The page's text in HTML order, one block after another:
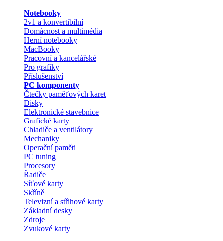
Notebooky
2v1 a konvertibilní
Domácnost a multimédia
Herní notebooky
MacBooky
Pracovní a kancelářské
Pro grafiky
Příslušenství
PC komponenty
Čtečky paměťových karet
Disky
Elektronické stavebnice
Grafické karty
Chladiče a ventilátory
Mechaniky
Operační paměti
PC tuning
Procesory
Řadiče
Síťové karty
Skříně
Televizní a střihové karty
Základní desky
Zdroje
Zvukové karty